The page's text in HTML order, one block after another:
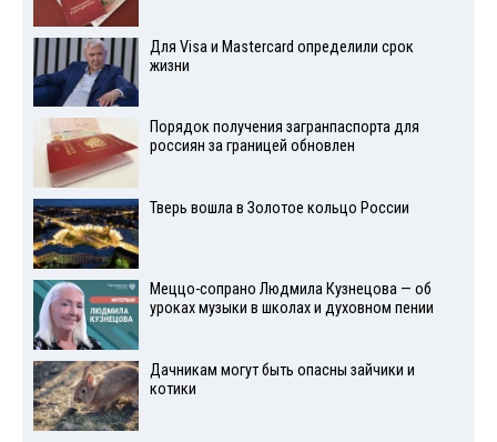
Для Visа и Mastercard определили срок
жизни
Порядок получения загранпаспорта для
россиян за границей обновлен
Тверь вошла в Золотое кольцо России
Меццо-сопрано Людмила Кузнецова — об
уроках музыки в школах и духовном пении
Дачникам могут быть опасны зайчики и
котики